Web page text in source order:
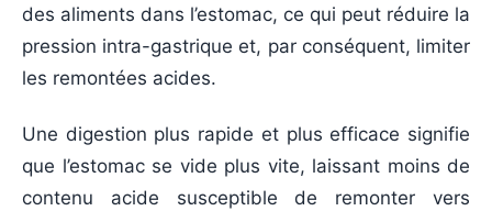
des aliments dans l’estomac, ce qui peut réduire la
pression intra-gastrique et, par conséquent, limiter
les remontées acides.
Une digestion plus rapide et plus efficace signifie
que l’estomac se vide plus vite, laissant moins de
contenu acide susceptible de remonter vers